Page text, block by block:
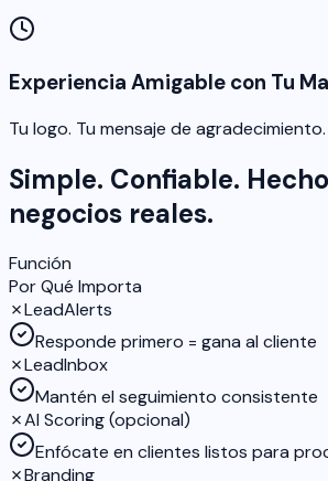
Experiencia Amigable con Tu
Tu logo. Tu mensaje de
Simple. Confiable.
negocios reales.
Función
Por Qué Importa
✗LeadAlerts
Responde primero = gana al cliente
✗LeadInbox
Mantén el seguimiento consistente
✗AI Scoring (opcional)
Enfócate en clientes listos para
✗Branding